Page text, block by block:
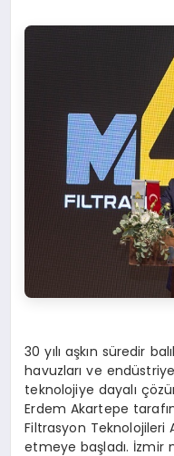
30 yılı aşkın süredir
havuzları ve
teknolojiye dayalı
Erdem Akartepe
Filtrasyon Teknolojileri
etmeye başladı. İzmir